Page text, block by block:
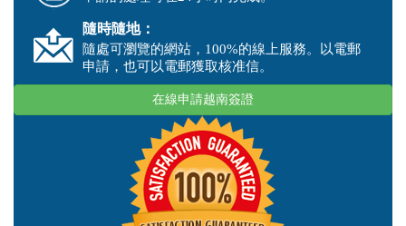
隨時隨地：
隨處可瀏覽的網站，100%的線上服務。以電郵
申請，也可以電郵獲取核准信。
在線申請越南簽證